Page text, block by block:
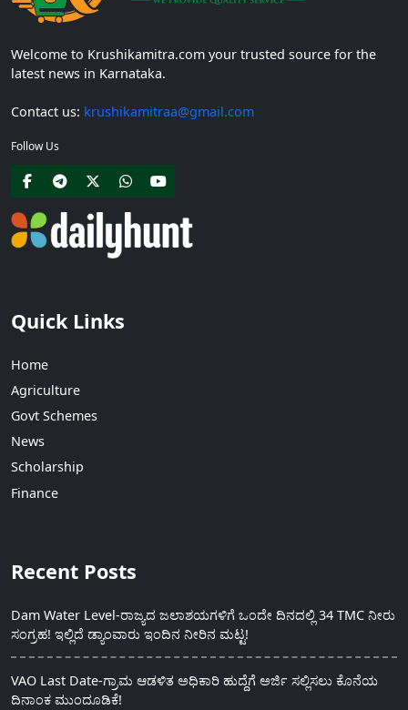
Welcome to Krushikamitra.com your trusted source for the
latest news in Karnataka.
Contact us: krushikamitraa@gmail.com
Follow Us
Quick Links
Home
Agriculture
Govt Schemes
News
Scholarship
Finance
Recent Posts
Dam Water Level-ರಾಜ್ಯದ ಜಲಾಶಯಗಳಿಗೆ ಒಂದೇ ದಿನದಲ್ಲಿ 34 TMC ನೀರು
ಸಂಗ್ರಹ! ಇಲ್ಲಿದೆ ಡ್ಯಾಂವಾರು ಇಂದಿನ ನೀರಿನ ಮಟ್ಟ!
VAO Last Date-ಗ್ರಾಮ ಆಡಳಿತ ಅಧಿಕಾರಿ ಹುದ್ದೆಗೆ ಅರ್ಜಿ ಸಲ್ಲಿಸಲು ಕೊನೆಯ
ದಿನಾಂಕ ಮುಂದೂಡಿಕೆ!